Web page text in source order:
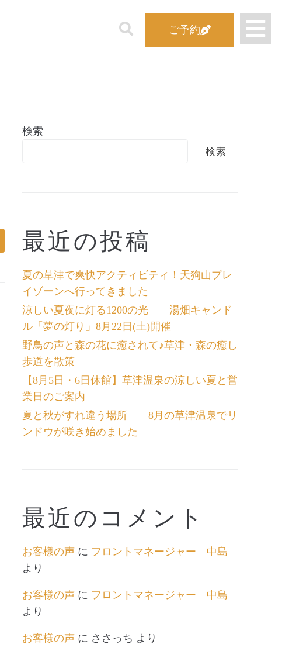
ご予約
検索
検索
最近の投稿
夏の草津で爽快アクティビティ！天狗山プレ
イゾーンへ行ってきました
涼しい夏夜に灯る1200の光――湯畑キャンド
ル「夢の灯り」8月22日(土)開催
野鳥の声と森の花に癒されて♪草津・森の癒し
歩道を散策
【8月5日・6日休館】草津温泉の涼しい夏と営
業日のご案内
夏と秋がすれ違う場所――8月の草津温泉でリ
ンドウが咲き始めました
最近のコメント
お客様の声 に フロントマネージャー 中島
より
お客様の声 に フロントマネージャー 中島
より
お客様の声 に ささっち より